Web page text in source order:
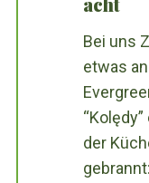
Bei uns
etwas
der